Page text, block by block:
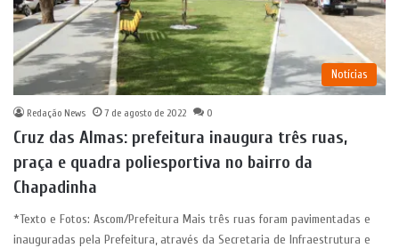
Notícias
Redação News 7 de agosto de 2022 0
Cruz das Almas: prefeitura inaugura três ruas,
praça e quadra poliesportiva no bairro da
Chapadinha
*Texto e Fotos: Ascom/Prefeitura Mais três ruas foram pavimentadas e
inauguradas pela Prefeitura, através da Secretaria de Infraestrutura e